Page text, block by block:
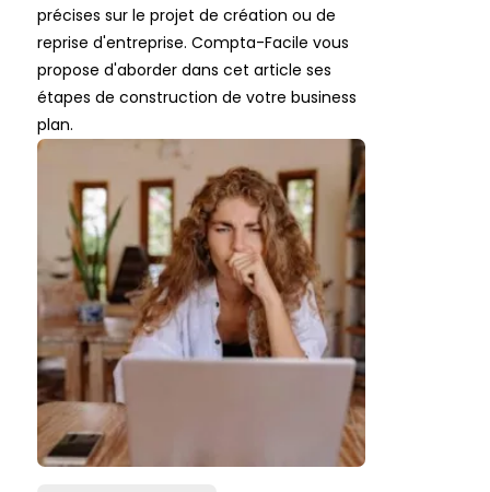
précises sur le projet de création ou de
reprise d'entreprise. Compta-Facile vous
propose d'aborder dans cet article ses
étapes de construction de votre business
plan.